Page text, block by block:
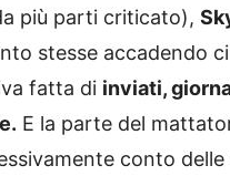
più parti criticato),
stesse accadendo
fatta di inviati,
E la parte del
conto